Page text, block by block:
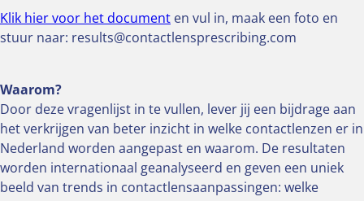
Klik hier voor het document en vul in, maak een foto en
stuur naar: results@contactlensprescribing.com
Waarom?
Door deze vragenlijst in te vullen, lever jij een bijdrage aan
het verkrijgen van beter inzicht in welke contactlenzen er in
Nederland worden aangepast en waarom. De resultaten
worden internationaal geanalyseerd en geven een uniek
beeld van trends in contactlensaanpassingen: welke